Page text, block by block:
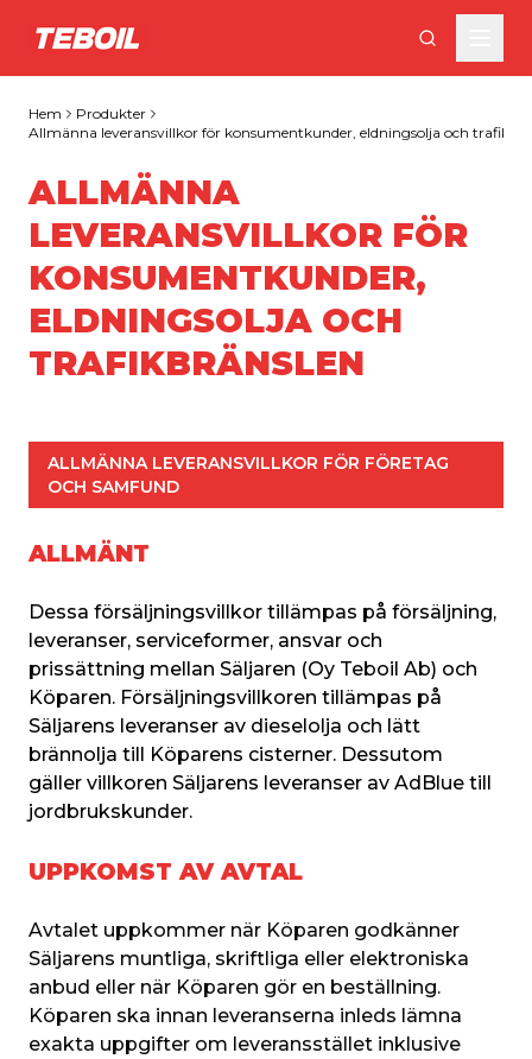
Gå till huvudinnehållet
Hem
Produkter
Allmänna leveransvillkor för konsumentkunder, eldningsolja och
ALLMÄNNA
LEVERANSVILLKOR FÖR
KONSUMENTKUNDER,
ELDNINGSOLJA OCH
TRAFIKBRÄNSLEN
ALLMÄNNA LEVERANSVILLKOR FÖR FÖRETAG
OCH SAMFUND
ALLMÄNT
Dessa försäljningsvillkor tillämpas på försäljning,
leveranser, serviceformer, ansvar och
prissättning mellan Säljaren (Oy Teboil Ab) och
Köparen. Försäljningsvillkoren tillämpas på
Säljarens leveranser av dieselolja och lätt
brännolja till Köparens cisterner. Dessutom
gäller villkoren Säljarens leveranser av AdBlue till
jordbrukskunder.
UPPKOMST AV AVTAL
Avtalet uppkommer när Köparen godkänner
Säljarens muntliga, skriftliga eller elektroniska
anbud eller när Köparen gör en beställning.
Köparen ska innan leveranserna inleds lämna
exakta uppgifter om leveransstället inklusive